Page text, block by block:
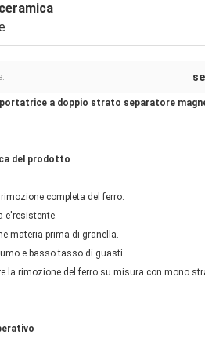
a doppio strato separatore
del prodotto
completa del ferro.
e'resistente.
materia prima di granella.
e basso tasso di guasti.
la rimozione del ferro su misura con mono